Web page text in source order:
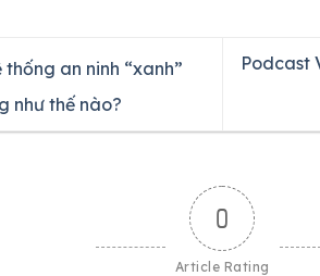
an ninh “xanh”
như thế nào?
Podcast
0
Article Rating